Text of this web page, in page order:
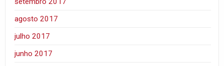
agosto 2017
julho 2017
junho 2017